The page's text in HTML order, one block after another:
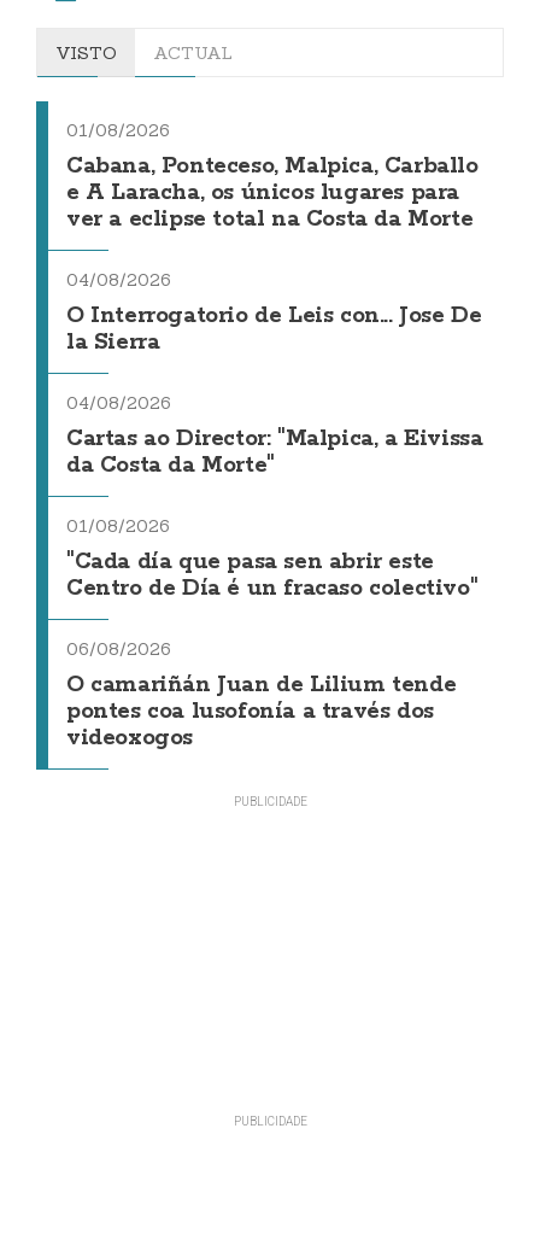
VISTO ACTUAL
01/08/2026
Cabana, Ponteceso, Malpica, Carballo
e A Laracha, os únicos lugares para
ver a eclipse total na Costa da Morte
04/08/2026
O Interrogatorio de Leis con... Jose De
la Sierra
04/08/2026
Cartas ao Director: "Malpica, a Eivissa
da Costa da Morte"
01/08/2026
"Cada día que pasa sen abrir este
Centro de Día é un fracaso colectivo"
06/08/2026
O camariñán Juan de Lilium tende
pontes coa lusofonía a través dos
videoxogos